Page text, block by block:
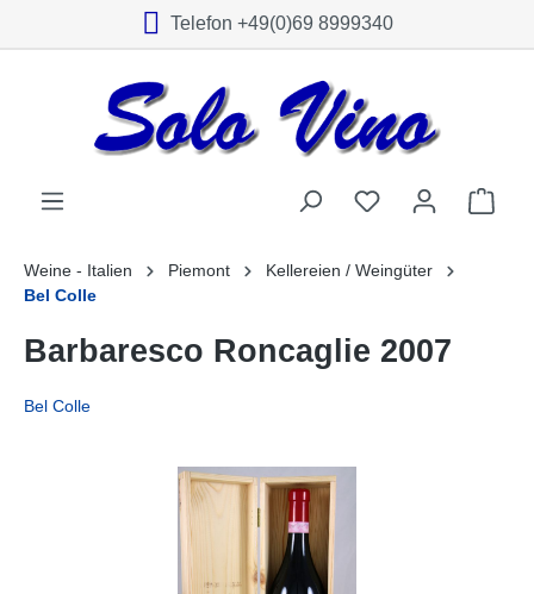
Telefon +49(0)69 8999340
Weine - Italien Piemont
Kellereien / Weingüter
Bel Colle
Barbaresco Roncaglie 2007
Bel Colle
Bildergalerie überspringen